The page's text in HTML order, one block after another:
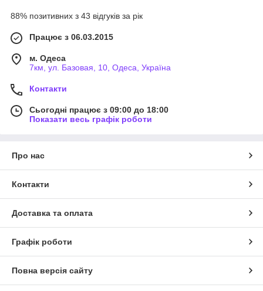
88% позитивних з 43 відгуків за рік
Працює з 06.03.2015
м. Одеса
7км, ул. Базовая, 10, Одеса, Україна
Контакти
Сьогодні працює з 09:00 до 18:00
Показати весь графік роботи
Про нас
Контакти
Доставка та оплата
Графік роботи
Повна версія сайту